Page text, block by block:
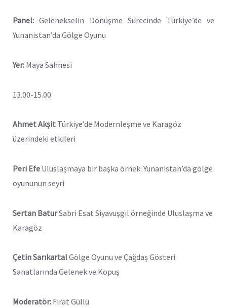
Panel: Gelenekselin Dönüşme Sürecinde Türkiye’de ve
Yunanistan’da Gölge Oyunu
Yer: Maya Sahnesi
13.00-15.00
Ahmet Akşit Türkiye’de Modernleşme ve Karagöz
üzerindeki etkileri
Peri Efe Uluslaşmaya bir başka örnek: Yunanistan’da gölge
oyununun seyri
Sertan BaturSabri Esat Siyavuşgil örneğinde Uluslaşma ve
Karagöz
Çetin SarıkartalGölge Oyunu ve Çağdaş Gösteri
Sanatlarında Gelenek ve Kopuş
Moderatör: Fırat Güllü